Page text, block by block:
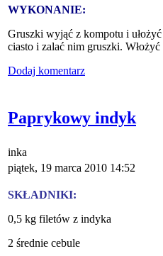
WYKONANIE:
Gruszki wyjąć z kompotu i
ciasto i zalać nim gruszki.
Dodaj komentarz
Paprykowy indyk
inka
piątek, 19 marca 2010 14:52
SKŁADNIKI:
0,5 kg filetów z indyka
2 średnie cebule